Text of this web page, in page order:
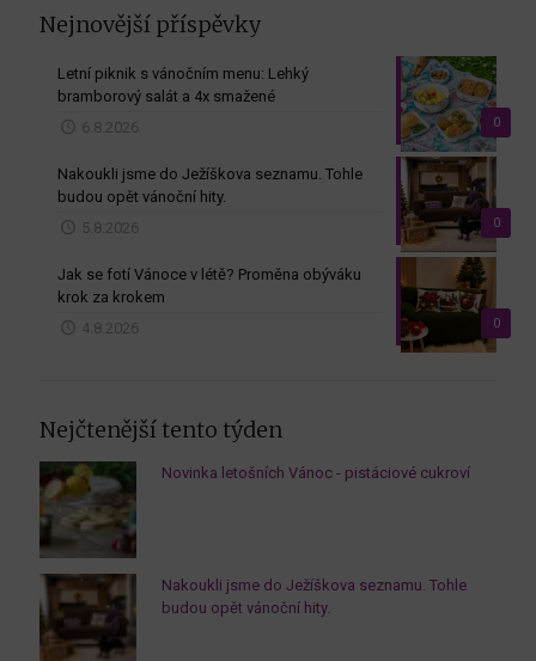
Nejnovější příspěvky
0
Letní piknik s vánočním menu: Lehký
bramborový salát a 4x smažené
6.8.2026
0
Nakoukli jsme do Ježíškova seznamu. Tohle
budou opět vánoční hity.
5.8.2026
0
Jak se fotí Vánoce v létě? Proměna obýváku
krok za krokem
4.8.2026
Nejčtenější tento týden
Novinka letošních Vánoc - pistáciové cukroví
Nakoukli jsme do Ježíškova seznamu. Tohle
budou opět vánoční hity.